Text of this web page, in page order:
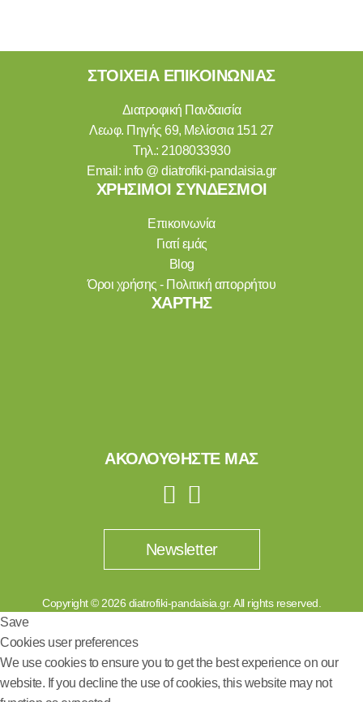
ΣΤΟΙΧΕΙΑ ΕΠΙΚΟΙΝΩΝΙΑΣ
Διατροφική Πανδαισία
Λεωφ. Πηγής 69, Μελίσσια 151 27
Τηλ.: 2108033930
Email: info @ diatrofiki-pandaisia.gr
ΧΡΗΣΙΜΟΙ ΣΥΝΔΕΣΜΟΙ
Επικοινωνία
Γιατί εμάς
Blog
Όροι χρήσης - Πολιτική απορρήτου
ΧΑΡΤΗΣ
ΑΚΟΛΟΥΘΗΣΤΕ ΜΑΣ
Newsletter
Copyright © 2026 diatrofiki-pandaisia.gr. All rights reserved.
Save
Cookies user preferences
We use cookies to ensure you to get the best experience on our
website. If you decline the use of cookies, this website may not